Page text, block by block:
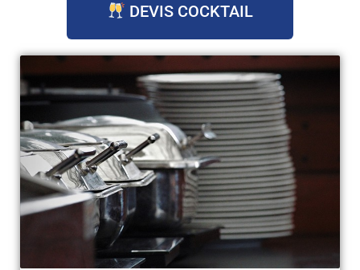
DEVIS COCKTAIL